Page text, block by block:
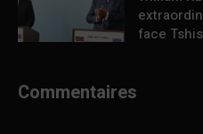
face
Commentaires